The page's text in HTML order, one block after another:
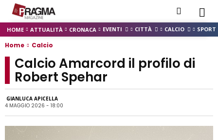
HOME ATTUALITÀ CRONACA EVENTI CITTÀ CALCIO SPORT
Home Calcio
Calcio Amarcord il profilo di
Robert Spehar
GIANLUCA APICELLA
4 MAGGIO 2026 - 18:00